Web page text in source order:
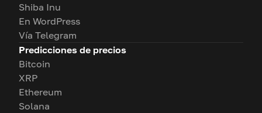
Shiba Inu
En WordPress
Vía Telegram
Predicciones de precios
Bitcoin
XRP
Ethereum
Solana